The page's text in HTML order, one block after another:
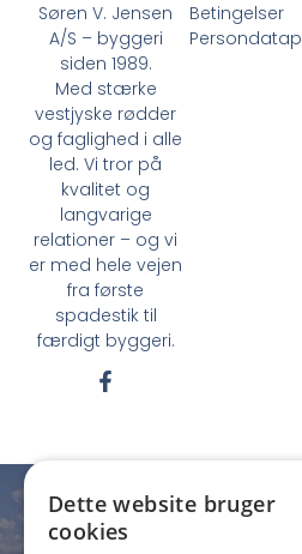
Søren V. Jensen
A/S – byggeri
siden 1989.
Med stærke
vestjyske rødder
og faglighed i alle
led. Vi tror på
kvalitet og
langvarige
relationer – og vi
er med hele vejen
fra første
spadestik til
færdigt byggeri.
F
b
o
k
Betingelser
LOKAL FORANKRING -
RÆKKEVIDDE
Dette website bruger
cookies